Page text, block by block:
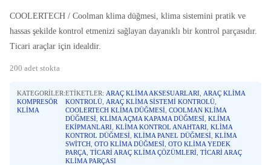
COOLERTECH / Coolman klima düğmesi, klima sistemini pratik ve
hassas şekilde kontrol etmenizi sağlayan dayanıklı bir kontrol parçasıdır.
Ticari araçlar için idealdir.
200 adet stokta
KATEGORILER:
KOMPRESÖR
KLIMA
ETIKETLER: ARAÇ KLIMA AKSESUARLARI, ARAÇ KLIMA
KONTROLÜ, ARAÇ KLIMA SISTEMI KONTROLÜ,
COOLERTECH KLIMA DÜĞMESI, COOLMAN KLIMA
DÜĞMESI, KLIMA AÇMA KAPAMA DÜĞMESI, KLIMA
EKIPMANLARI, KLIMA KONTROL ANAHTARI, KLIMA
KONTROL DÜĞMESI, KLIMA PANEL DÜĞMESI, KLIMA
SWITCH, OTO KLIMA DÜĞMESI, OTO KLIMA YEDEK
PARÇA TICARI ARAÇ KLIMA ÇÖZÜMLERI, TICARI ARAÇ
KLIMA PARÇASI